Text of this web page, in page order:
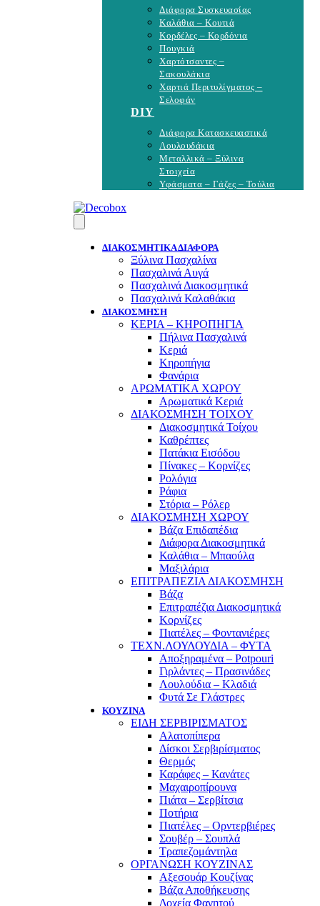
Διάφορα Συσκευασίας
Καλάθια – Κουτιά
Κορδέλες – Κορδόνια
Πουγκιά
Χαρτότσαντες –
Σακουλάκια
Χαρτιά Περιτυλίγματος –
Σελοφάν
DIY
Διάφορα Κατασκευαστικά
Λουλουδάκια
Μεταλλικά – Ξύλινα
Στοιχεία
Υφάσματα – Γάζες – Τούλια
ΔΙΑΚΟΣΜΗΤΙΚΑ ΔΙΑΦΟΡΑ
Ξύλινα Πασχαλίνα
Πασχαλινά Αυγά
Πασχαλινά Διακοσμητικά
Πασχαλινά Καλαθάκια
ΔΙΑΚΟΣΜΗΣΗ
ΚΕΡΙΑ – ΚΗΡΟΠΗΓΙΑ
Πήλινα Πασχαλινά
Κεριά
Κηροπήγια
Φανάρια
ΑΡΩΜΑΤΙΚΑ ΧΩΡΟΥ
Αρωματικά Κεριά
ΔΙΑΚΟΣΜΗΣΗ ΤΟΙΧΟΥ
Διακοσμητικά Τοίχου
Καθρέπτες
Πατάκια Εισόδου
Πίνακες – Κορνίζες
Ρολόγια
Ράφια
Στόρια – Ρόλερ
ΔΙΑΚΟΣΜΗΣΗ ΧΩΡΟΥ
Βάζα Επιδαπέδια
Διάφορα Διακοσμητικά
Καλάθια – Μπαούλα
Μαξιλάρια
ΕΠΙΤΡΑΠΕΖΙΑ ΔΙΑΚΟΣΜΗΣΗ
Βάζα
Επιτραπέζια Διακοσμητικά
Κορνίζες
Πιατέλες – Φοντανιέρες
ΤΕΧΝ.ΛΟΥΛΟΥΔΙΑ – ΦΥΤΑ
Αποξηραμένα – Potpouri
Γιρλάντες – Πρασινάδες
Λουλούδια – Κλαδιά
Φυτά Σε Γλάστρες
ΚΟΥΖΙΝΑ
ΕΙΔΗ ΣΕΡΒΙΡΙΣΜΑΤΟΣ
Αλατοπίπερα
Δίσκοι Σερβιρίσματος
Θερμός
Καράφες – Κανάτες
Μαχαιροπίρουνα
Πιάτα – Σερβίτσια
Ποτήρια
Πιατέλες – Ορντερβιέρες
Σουβέρ – Σουπλά
Τραπεζομάντηλα
ΟΡΓΑΝΩΣΗ ΚΟΥΖΙΝΑΣ
Αξεσουάρ Κουζίνας
Βάζα Αποθήκευσης
Δοχεία Φαγητού